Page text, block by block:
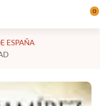
0
ESPAÑA